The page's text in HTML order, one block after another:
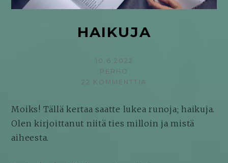
HAIKUJA
KIRJOITETTU
10.6.2022
KIRJOITTAJA
PERHO
22 KOMMENTTIA
Moiks! Tällä kertaa saatte lukea runoja; haikuja.
Olen kirjoittanut niitä ties milloin ja mistä
aiheesta.